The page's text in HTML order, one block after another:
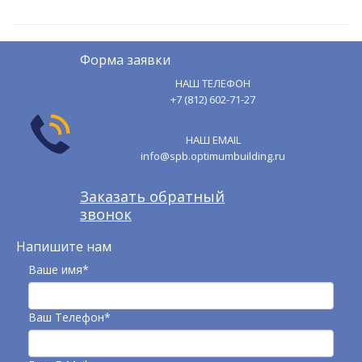
Форма заявки
НАШ ТЕЛЕФОН
+7 (812) 602-71-27
НАШ EMAIL
info@spb.optimumbuilding.ru
Заказать обратный
звонок
Напишите нам
Ваше имя*
Ваш Телефон*